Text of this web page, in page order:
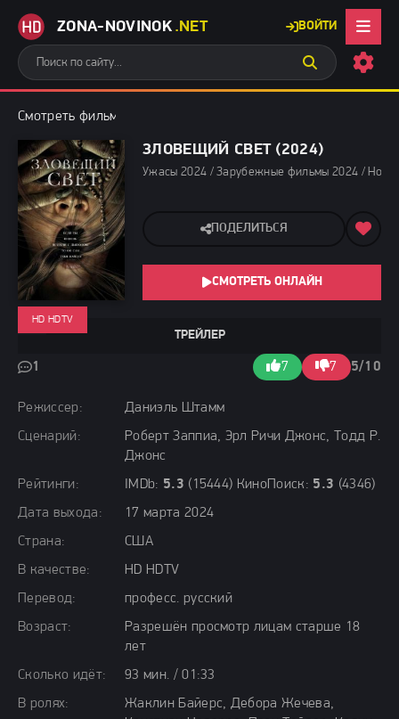
ZONA-NOVINOK .NET ВОЙТИ
Смотреть фильмы бесплатно
ЗЛОВЕЩИЙ СВЕТ (2024)
Ужасы 2024 / Зарубежные фильмы 2024 /
Режиссер:
Даниэль Штамм
Сценарий:
Роберт Заппиа, Эрл Ричи Джонс, Тодд Р.
Джонс
Рейтинги:
IMDb: 5.3 (15444) КиноПоиск: 5.3 (4346)
Дата выхода:
17 марта 2024
Страна:
США
В качестве:
HD HDTV
Перевод:
професс. русский
Возраст:
Разрешён просмотр лицам старше 18
лет
Сколько идёт:
93 мин. / 01:33
В ролях:
Жаклин Байерс, Дебора Жечева,
ТРЕЙЛЕР
1 7 7 5/10
HD HDTV
ПОДЕЛИТЬСЯ
СМОТРЕТЬ ОНЛАЙН